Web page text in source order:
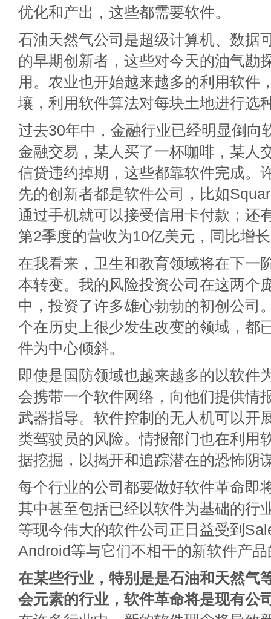
优化和产出，这些都需要软件。
石油天然气公司是超级计算机、数据
的早期创新者，这些对今天的油气勘
用。农业也开始越来越多的利用软件
壤，利用软件算法对每块土地进行选
过去30年中，金融行业已经明显倒向
金融交易，某人买了一杯咖啡，某人
信贷违约掉期，这些都靠软件完成。
先的创新者都是软件公司，比如
通过手机就可以接受信用卡付款；还
第2季度的营收为10亿美元，同比增
在我看来，卫生和教育领域将在下一
本转变。我的风险投资公司在这两个
中，投资了许多雄心勃勃的初创公司
个在历史上很少发生改变的领域，都
件为中心倾斜。
即使是国防领域也越来越多的以软件
会携带一个软件网络，向他们提供情
武器指导。软件控制的无人机可以开
类驾驶员的风险。情报部门也在利用
据挖掘，以揭开和追踪潜在的恐怖阴
每个行业的公司都要做好软件革命即
其中甚至包括已经以软件为基础的行
等现今伟大的软件公司正日益受到
Android等与它们不相干的新软件产
在某些行业，特别是是石油和天然气
会元素的行业，软件革命将是现有公